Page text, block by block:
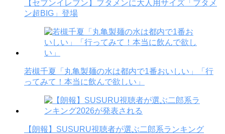
【セブンイレブン】ブタメンに大人用サイズ「ブタメ
ン超BIG」登場
若槻千夏「丸亀製麺の水は都内で1番おいしい」「行
ってみて！本当に飲んで欲しい」
【朗報】SUSURU視聴者が選ぶ二郎系ランキング